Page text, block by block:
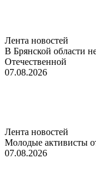
Лента новостей
В Брянской области
Отечественной
07.08.2026
Лента новостей
Молодые активисты
07.08.2026